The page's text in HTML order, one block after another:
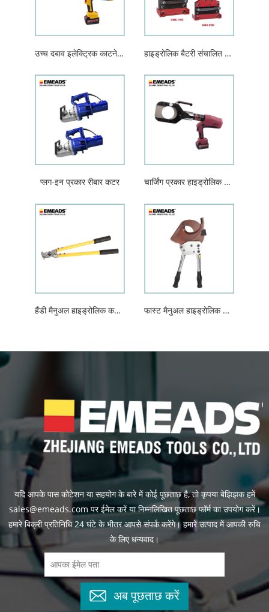
उच्च दबाव इलेक्ट्रिक काटने के उपकरण हाइड्रोलिक बैटरी संचालित कटर
प्लग-इन प्रकार रीबार कटर चार्जिंग प्रकार हाइड्रोलिक स्टील कटर
हैंडी मैनुअल हाइड्रोलिक कटिंग टूल फास्ट मैनुअल हाइड्रोलिक कटिंग टूल
यदि आपके पास कोटेशन या सहयोग के बारे में कोई पूछताछ है, तो कृपया बेझिझक हमें
sales@emeads.com पर ईमेल करें या निम्नलिखित पूछताछ फॉर्म का उपयोग करें।
हमारे बिक्री प्रतिनिधि 24 घंटे के भीतर आपसे संपर्क करेंगे। हमारे उत्पाद में आपकी रुचि
के लिए धन्यवाद।
अब पूछताछ करें